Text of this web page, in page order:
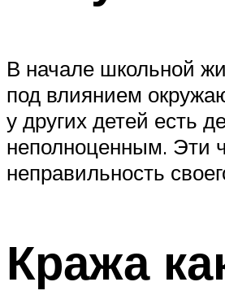
В начале школьной
под влиянием
у других детей есть
неполноценным. Эти
неправильность
Кража